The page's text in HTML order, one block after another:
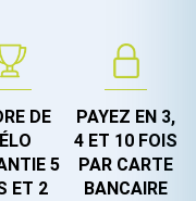
DE
5
ET 2
PAYEZ EN 3,
4 ET 10 FOIS
PAR CARTE
BANCAIRE